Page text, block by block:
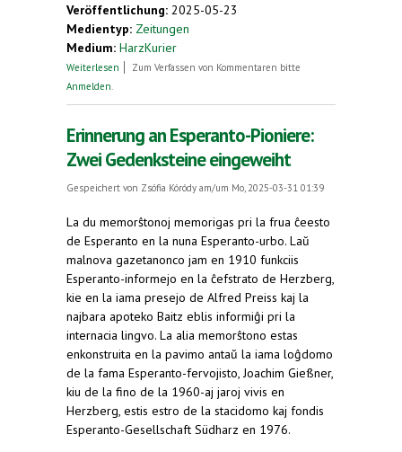
Veröffentlichung: 2025-05-23
Medientyp: Zeitungen
Medium: HarzKurier
Weiterlesen über Esperanto verbindet: Besuch aus Benin im
Zum Verfassen von Kommentaren bitte
Anmelden
Erinnerung an Esperanto-Pioniere:
Zwei Gedenksteine eingeweiht
Gespeichert von Zsófia Kóródy am/um Mo, 2025-03-31 01:39
La du memorŝtonoj memorigas pri la frua ĉeesto
de Esperanto en la nuna Esperanto-urbo. Laŭ
malnova gazetanonco jam en 1910 funkciis
Esperanto-informejo en la ĉefstrato de Herzberg,
kie en la iama presejo de Alfred Preiss kaj la
najbara apoteko Baitz eblis informiĝi pri la
internacia lingvo. La alia memorŝtono estas
enkonstruita en la pavimo antaŭ la iama loĝdomo
de la fama Esperanto-fervojisto, Joachim Gießner,
kiu de la fino de la 1960-aj jaroj vivis en
Herzberg, estis estro de la stacidomo kaj fondis
Esperanto-Gesellschaft Südharz en 1976.